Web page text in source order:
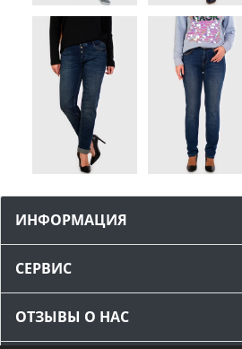
ИНФОРМАЦИЯ
СЕРВИС
ОТЗЫВЫ О НАС